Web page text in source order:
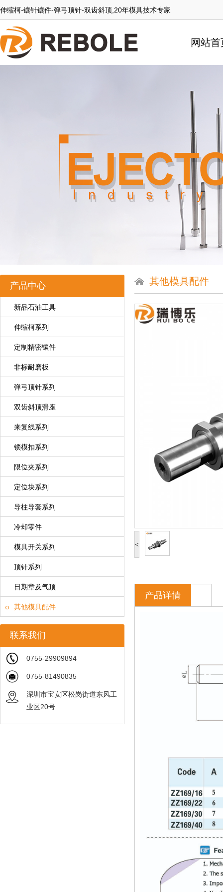
伸缩柯-镶针镶件-弹弓顶针-双齿斜顶,20年模具技术专家
网站首
产品中心
新品石油工具
伸缩柯系列
定制精密镶件
非标耐磨板
弹弓顶针系列
双齿斜顶滑座
来复线系列
锁模扣系列
限位夹系列
定位块系列
导柱导套系列
冷却零件
模具开关系列
顶针系列
日期章及气顶
其他模具配件
联系我们
0755-29909894
0755-81490835
深圳市宝安区松岗街道东风工
业区20号
其他模具配件
<
产品详情